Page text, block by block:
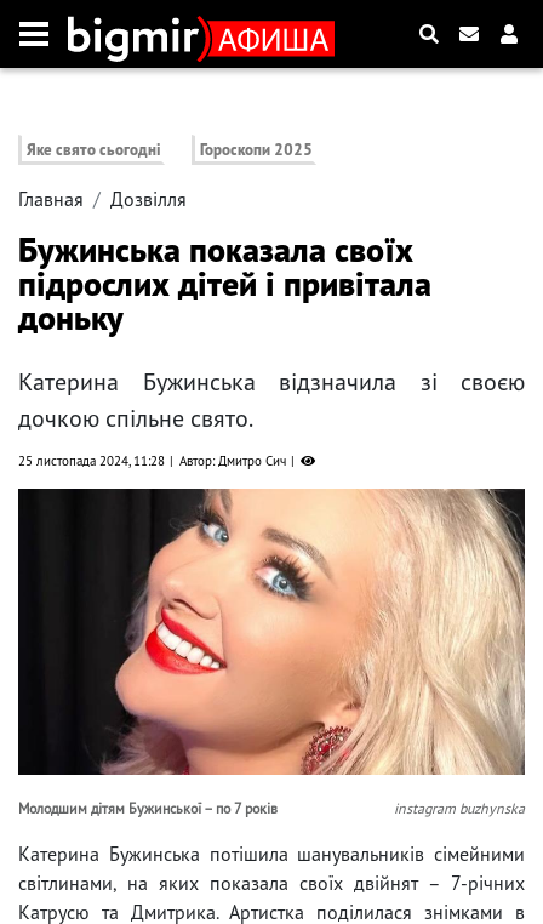
Яке свято сьогодні Гороскопи 2025
Главная Дозвілля
Бужинська показала своїх
підрослих дітей і привітала
доньку
Катерина Бужинська відзначила зі своєю
дочкою спільне свято.
25 листопада 2024, 11:28 Автор: Дмитро Сич
Молодшим дітям Бужинської – по 7 років instagram buzhynska
Катерина Бужинська потішила шанувальників сімейними
світлинами, на яких показала своїх двійнят – 7-річних
Катрусю та Дмитрика. Артистка поділилася знімками в